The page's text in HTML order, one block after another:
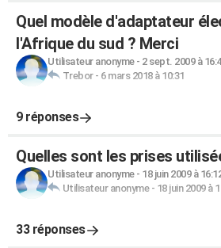
Quel modèle d'adaptateur
l'Afrique du sud ? Merci
Utilisateur anonyme- 2 sept. 2009 à
Trebor- 6 mars 2018 à 10:31
9 réponses
Quelles sont les prises
Utilisateur anonyme- 18 juin 2009 à
Utilisateur anonyme- 18 juin 2009 à
33 réponses